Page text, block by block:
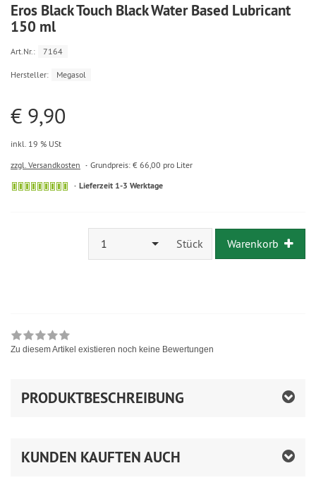
Eros Black Touch Black Water Based Lubricant
150 ml
Art.Nr.: 7164
Hersteller: Megasol
€ 9,90
inkl. 19 % USt
zzgl. Versandkosten
Grundpreis: € 66,00 pro Liter
Lieferzeit 1-3 Werktage
1 Stück Warenkorb
Zu diesem Artikel existieren noch keine Bewertungen
PRODUKTBESCHREIBUNG
KUNDEN KAUFTEN AUCH